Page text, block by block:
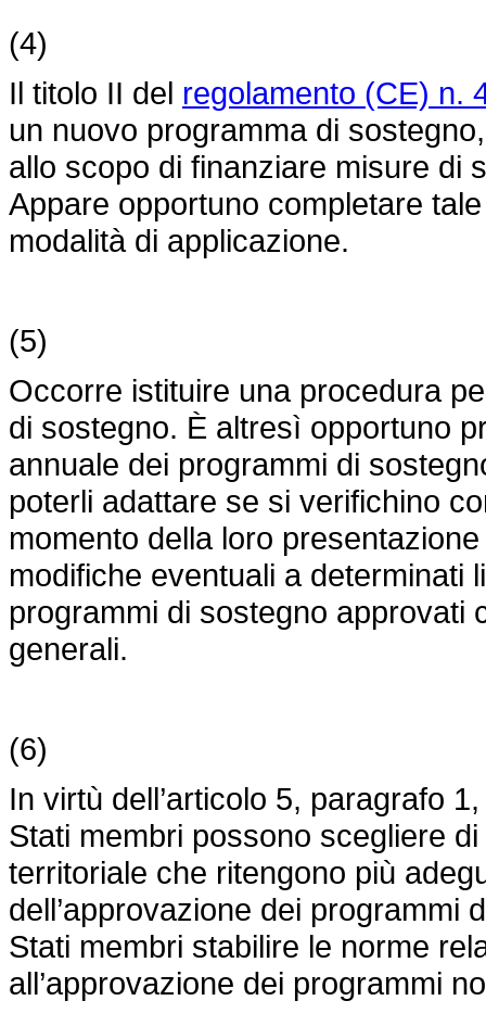
(4)
Il titolo II del regolamento (CE) n.
un nuovo programma di
allo scopo di finanziare misure di
Appare opportuno completare
modalità di applicazione.
(5)
Occorre istituire una procedura
di sostegno. È altresì opportuno
annuale dei programmi di
poterli adattare se si verifichino
momento della loro
modifiche eventuali a determinati
programmi di sostegno approvati
generali.
(6)
In virtù dell’articolo 5, paragrafo
Stati membri possono scegliere
territoriale che ritengono più
dell’approvazione dei programmi
Stati membri stabilire le norme
all’approvazione dei programmi